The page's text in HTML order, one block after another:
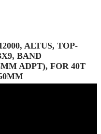
ALTUS, TOP-
BAND
ADPT), FOR 40T